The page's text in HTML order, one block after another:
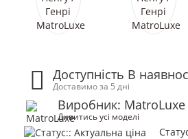
Доступність В
Доставимо за 5 дні
Виробник: MatroLuxe
Дивитись усі моделі